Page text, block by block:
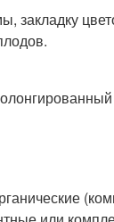
закладку